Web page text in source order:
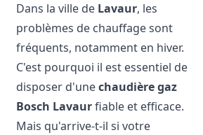
Dans la ville de Lavaur, les
problèmes de chauffage sont
fréquents, notamment en hiver.
C'est pourquoi il est essentiel de
disposer d'unechaudière gaz
Bosch Lavaurfiable et efficace.
Mais qu'arrive-t-il si votre